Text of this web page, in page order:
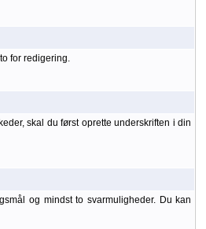
for redigering.
skal du først oprette underskriften i din
og mindst to svarmuligheder. Du kan